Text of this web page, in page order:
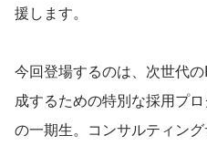
援します。
今回登場するのは、次世代
成するための特別な採用プ
の一期生。コンサルティン